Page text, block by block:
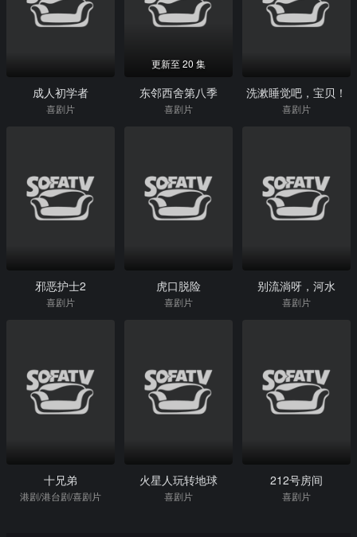
成人初学者
喜剧片
更新至 20 集
东邻西舍第八季
喜剧片
洗漱睡觉吧，宝贝！
喜剧片
邪恶护士2
喜剧片
虎口脱险
喜剧片
别流淌呀，河水
喜剧片
十兄弟
港剧/港台剧/喜剧片
火星人玩转地球
喜剧片
212号房间
喜剧片